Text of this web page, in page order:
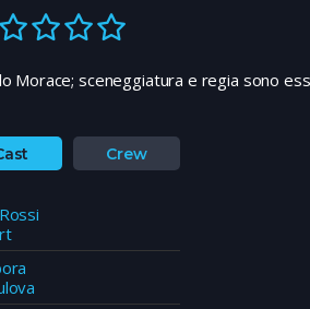
Morace; sceneggiatura e regia sono
Crew